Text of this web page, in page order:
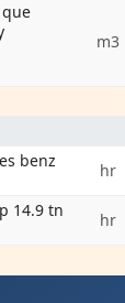
m3
benz
hr
14.9 tn
hr